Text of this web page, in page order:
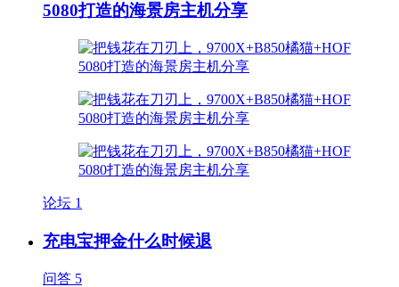
5080打造的海景房主机分享
论坛 1
充电宝押金什么时候退
问答 5